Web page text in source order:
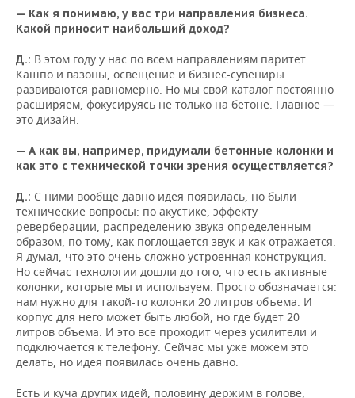
— Как я понимаю, у вас три направления бизнеса.
Какой приносит наибольший доход?
Д.: В этом году у нас по всем направлениям паритет.
Кашпо и вазоны, освещение и бизнес-сувениры
развиваются равномерно. Но мы свой каталог постоянно
расширяем, фокусируясь не только на бетоне. Главное —
это дизайн.
— А как вы, например, придумали бетонные колонки и
как это с технической точки зрения осуществляется?
Д.: С ними вообще давно идея появилась, но были
технические вопросы: по акустике, эффекту
реверберации, распределению звука определенным
образом, по тому, как поглощается звук и как отражается.
Я думал, что это очень сложно устроенная конструкция.
Но сейчас технологии дошли до того, что есть активные
колонки, которые мы и используем. Просто обозначается:
нам нужно для такой-то колонки 20 литров объема. И
корпус для него может быть любой, но где будет 20
литров объема. И это все проходит через усилители и
подключается к телефону. Сейчас мы уже можем это
делать, но идея появилась очень давно.
Есть и куча других идей, половину держим в голове,